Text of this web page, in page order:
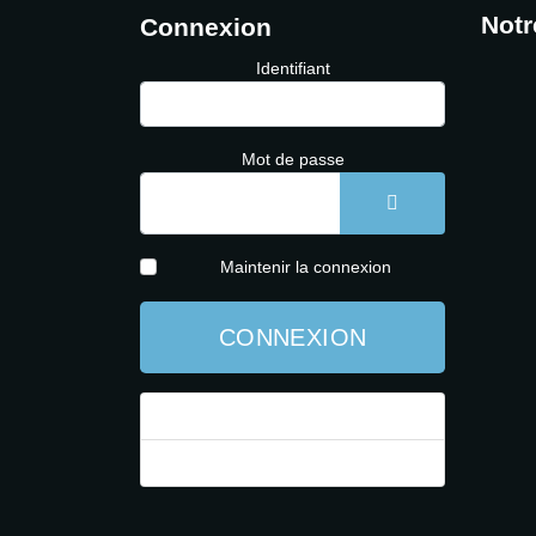
Connexion
Identifiant
Mot de passe
AFFICHER LE
Maintenir la connexion
CONNEXION